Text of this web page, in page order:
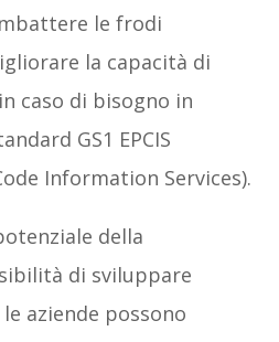
le frodi
la capacità di
caso di bisogno in
GS1 EPCIS
Information Services).
della
di sviluppare
aziende possono